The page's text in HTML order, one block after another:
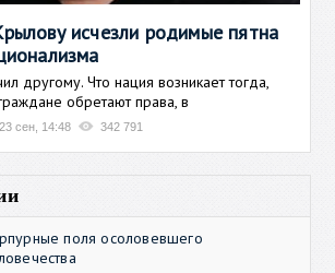
исчезли родимые пятна
другому. Что нация возникает тогда,
обретают права, в
23 сен, 14:48 342 791
поля осоловевшего